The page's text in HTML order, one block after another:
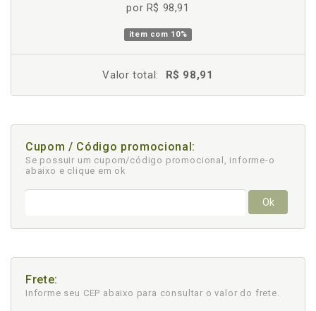
por R$ 98,91
item com 10%
Valor total: R$ 98,91
Cupom / Código promocional:
Se possuir um cupom/código promocional, informe-o
abaixo e clique em ok
Ok
Frete:
Informe seu CEP abaixo para consultar o valor do frete.